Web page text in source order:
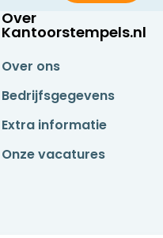
Over
Kantoorstempels.nl
Over ons
Bedrijfsgegevens
Extra informatie
Onze vacatures